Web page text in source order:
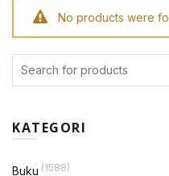
No products were
KATEGORI
Buku (1588)